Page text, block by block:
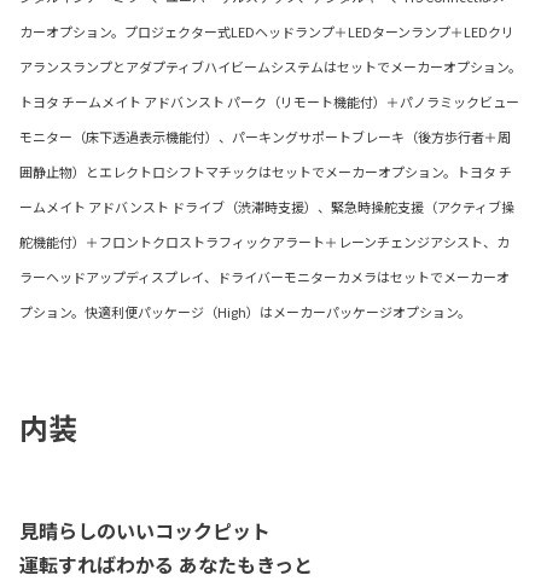
カーオプション。プロジェクター式LEDヘッドランプ＋LEDターンランプ＋LEDクリ
アランスランプとアダプティブハイビームシステムはセットでメーカーオプション。
トヨタ チームメイト アドバンスト パーク（リモート機能付）＋パノラミックビュー
モニター（床下透過表示機能付）、パーキングサポートブレーキ（後方歩行者＋周
囲静止物）とエレクトロシフトマチックはセットでメーカーオプション。トヨタ チ
ームメイト アドバンスト ドライブ（渋滞時支援）、緊急時操舵支援（アクティブ操
舵機能付）＋フロントクロストラフィックアラート＋レーンチェンジアシスト、カ
ラーヘッドアップディスプレイ、ドライバーモニターカメラはセットでメーカーオ
プション。快適利便パッケージ（High）はメーカーパッケージオプション。
内装
見晴らしのいいコックピット
運転すればわかる あなたもきっと